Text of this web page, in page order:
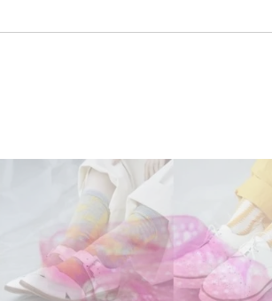
Goods
Bottoms
Socks
2026 A/W